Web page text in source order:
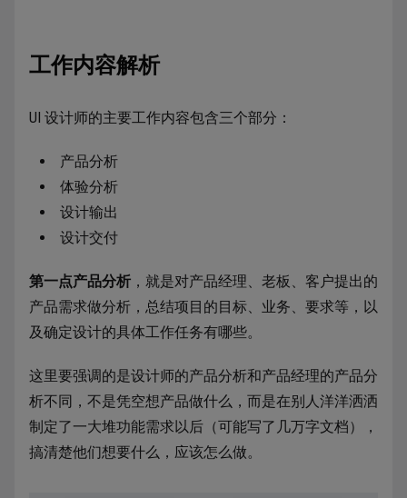
工作内容解析
UI 设计师的主要工作内容包含三个部分：
产品分析
体验分析
设计输出
设计交付
第一点产品分析 ，就是对产品经理、老板、客户提出的
产品需求做分析，总结项目的目标、业务、要求等，以
及确定设计的具体工作任务有哪些。
这里要强调的是设计师的产品分析和产品经理的产品分
析不同，不是凭空想产品做什么，而是在别人洋洋洒洒
制定了一大堆功能需求以后（可能写了几万字文档），
搞清楚他们想要什么，应该怎么做。